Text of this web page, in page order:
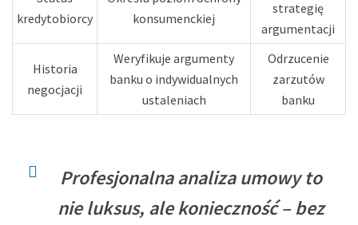
kredytobiorcy
konsumenckiej
strategię
argumentacji
Historia
negocjacji
Weryfikuje argumenty
banku o indywidualnych
ustaleniach
Odrzucenie
zarzutów
banku
Profesjonalna analiza umowy to
nie luksus, ale konieczność – bez